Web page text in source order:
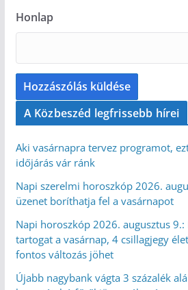
Honlap
A Közbeszéd legfrissebb hírei
Aki vasárnapra tervez programot,
időjárás vár ránk
Napi szerelmi horoszkóp 2026.
üzenet boríthatja fel a vasárnapot
Napi horoszkóp 2026. augusztus
tartogat a vasárnap, 4 csillagjegy
fontos változás jöhet
Újabb nagybank vágta 3 százalék